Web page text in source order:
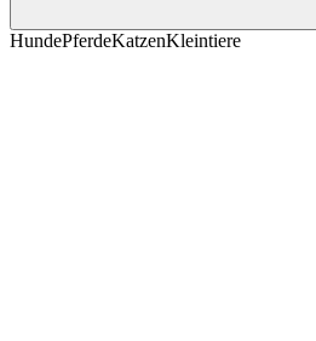
HundePferdeKatzenKleintiere